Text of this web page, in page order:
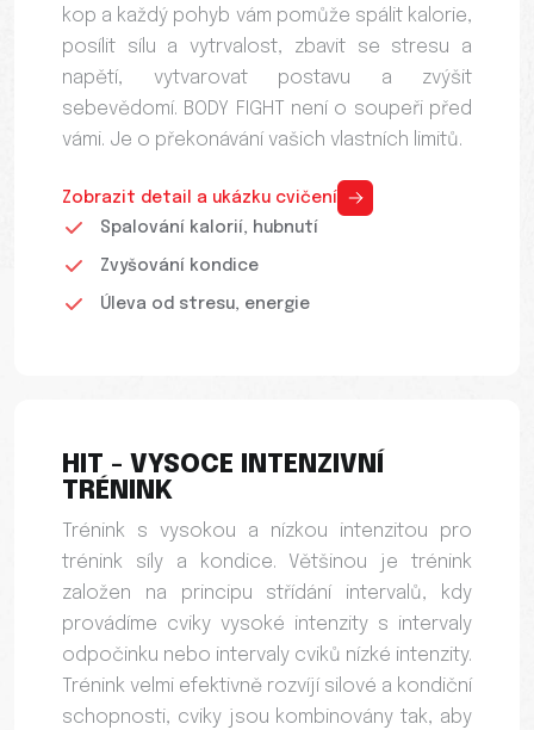
kop a každý pohyb vám pomůže spálit kalorie,
posílit sílu a vytrvalost, zbavit se stresu a
napětí, vytvarovat postavu a zvýšit
sebevědomí. BODY FIGHT není o soupeři před
vámi. Je o překonávání vašich vlastních limitů.
Zobrazit detail a ukázku cvičení
Spalování kalorií, hubnutí
Zvyšování kondice
Úleva od stresu, energie
HIT - VYSOCE INTENZIVNÍ
TRÉNINK
Trénink s vysokou a nízkou intenzitou pro
trénink síly a kondice. Většinou je trénink
založen na principu střídání intervalů, kdy
provádíme cviky vysoké intenzity s intervaly
odpočinku nebo intervaly cviků nízké intenzity.
Trénink velmi efektivně rozvíjí silové a kondiční
schopnosti, cviky jsou kombinovány tak, aby